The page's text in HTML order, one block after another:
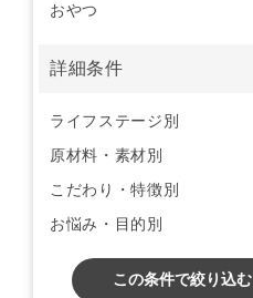
おやつ
詳細条件
ライフステージ別
原材料・素材別
こだわり・特徴別
お悩み・目的別
この条件で絞り込む